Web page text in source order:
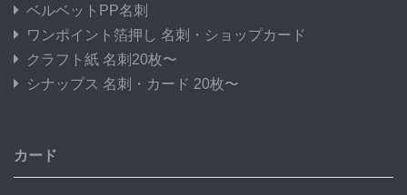
ベルベットPP名刺
ワンポイント箔押し 名刺・ショップカード
クラフト紙 名刺20枚〜
シナップス 名刺・カード 20枚〜
カード